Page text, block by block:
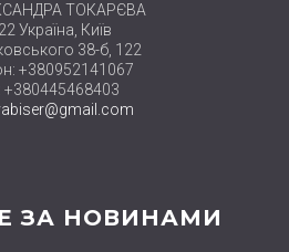
ТОКАРЄВА
Україна, Київ
38-б, 122
+380952141067
+380445468403
ЗА НОВИНАМИ